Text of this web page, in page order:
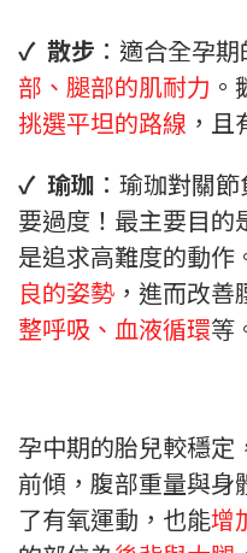
✓ 散步 ：適合全孕
部、腿部的肌耐力
挑選平坦的路線 ，
✓ 瑜珈 ：瑜珈對關
要過度！最主要目的
是追求高難度的動作
良的姿勢 ，進而改
整呼吸、血液循環等
孕中期的胎兒較穩定
前傾，腹部重量與身
了有氧運動，也能增